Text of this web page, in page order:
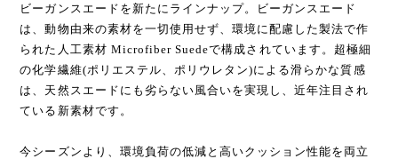
ビーガンスエードを新たにラインナップ。ビーガンスエード
は、動物由来の素材を一切使用せず、環境に配慮した製法で作
られた人工素材 Microfiber Suedeで構成されています。超極細
の化学繊維(ポリエステル、ポリウレタン)による滑らかな質感
は、天然スエードにも劣らない風合いを実現し、近年注目され
ている新素材です。
今シーズンより、環境負荷の低減と高いクッション性能を両立